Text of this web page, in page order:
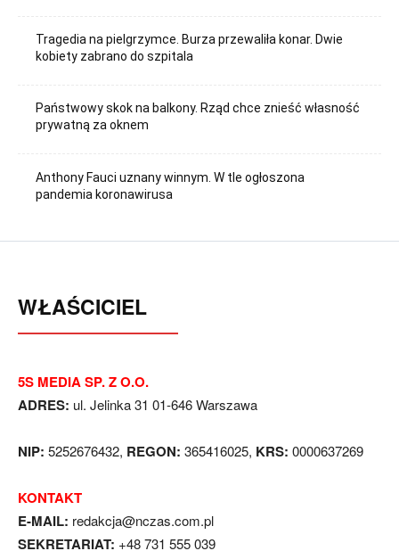
Tragedia na pielgrzymce. Burza przewaliła konar. Dwie
kobiety zabrano do szpitala
Państwowy skok na balkony. Rząd chce znieść własność
prywatną za oknem
Anthony Fauci uznany winnym. W tle ogłoszona
pandemia koronawirusa
WŁAŚCICIEL
5S MEDIA SP. Z O.O.
ADRES: ul. Jelinka 31 01-646 Warszawa
NIP: 5252676432, REGON: 365416025, KRS: 0000637269
KONTAKT
E-MAIL: redakcja@nczas.com.pl
SEKRETARIAT: +48 731 555 039